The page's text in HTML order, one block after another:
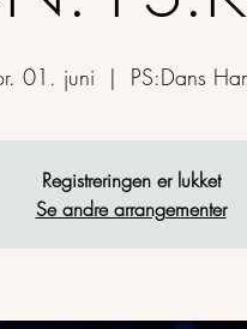
01. juni
  |
PS:Dans
Registreringen er lukket
Se andre arrangementer